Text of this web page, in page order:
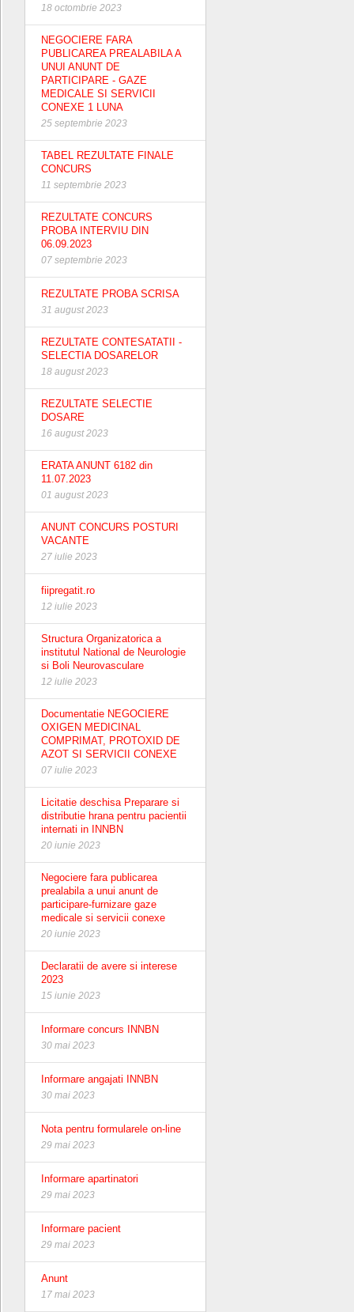
18 octombrie 2023
NEGOCIERE FARA
PUBLICAREA PREALABILA A
UNUI ANUNT DE
PARTICIPARE - GAZE
MEDICALE SI SERVICII
CONEXE 1 LUNA
25 septembrie 2023
TABEL REZULTATE FINALE
CONCURS
11 septembrie 2023
REZULTATE CONCURS
PROBA INTERVIU DIN
06.09.2023
07 septembrie 2023
REZULTATE PROBA SCRISA
31 august 2023
REZULTATE CONTESATATII -
SELECTIA DOSARELOR
18 august 2023
REZULTATE SELECTIE
DOSARE
16 august 2023
ERATA ANUNT 6182 din
11.07.2023
01 august 2023
ANUNT CONCURS POSTURI
VACANTE
27 iulie 2023
fiipregatit.ro
12 iulie 2023
Structura Organizatorica a
institutul National de Neurologie
si Boli Neurovasculare
12 iulie 2023
Documentatie NEGOCIERE
OXIGEN MEDICINAL
COMPRIMAT, PROTOXID DE
AZOT SI SERVICII CONEXE
07 iulie 2023
Licitatie deschisa Preparare si
distributie hrana pentru pacientii
internati in INNBN
20 iunie 2023
Negociere fara publicarea
prealabila a unui anunt de
participare-furnizare gaze
medicale si servicii conexe
20 iunie 2023
Declaratii de avere si interese
2023
15 iunie 2023
Informare concurs INNBN
30 mai 2023
Informare angajati INNBN
30 mai 2023
Nota pentru formularele on-line
29 mai 2023
Informare apartinatori
29 mai 2023
Informare pacient
29 mai 2023
Anunt
17 mai 2023